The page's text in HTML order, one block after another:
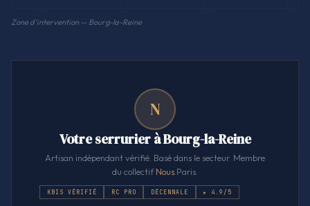
Zone d'intervention — Bourg-la-Reine
N
Votre serrurier à Bourg-la-Reine
Artisan indépendant vérifié. Basé dans le secteur. Membre
du collectifNous.Paris.
KBIS VÉRIFIÉ RC PRO DÉCENNALE ★ 4.9/5